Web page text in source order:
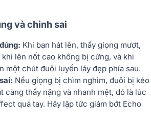
và chỉnh sai
Khi bạn hát lên, thấy giọng mượt,
lên nốt cao không bị cứng, và khi
một chút đuôi luyến láy đẹp phía sau.
Nếu giọng bị chìm nghỉm, đuôi bị kéo
càng thấy nặng và nhanh mệt, đó là lúc
quá tay. Hãy lập tức giảm bớt Echo